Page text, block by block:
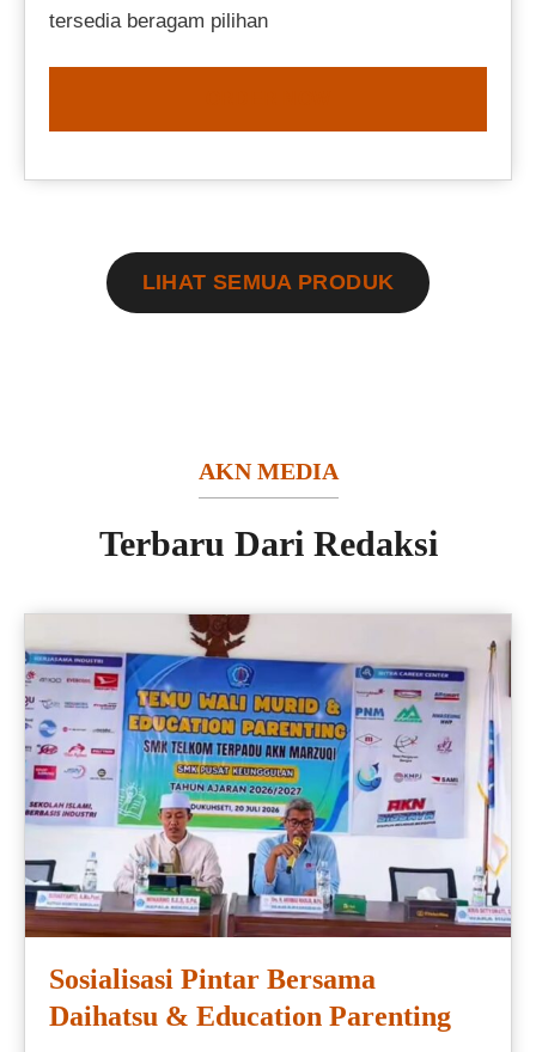
tersedia beragam pilihan
LIHAT SEMUA PRODUK
AKN MEDIA
Terbaru Dari Redaksi
Sosialisasi Pintar Bersama
Daihatsu & Education Parenting